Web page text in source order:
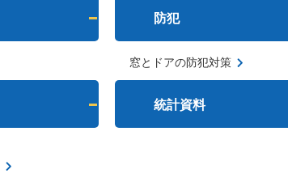
防犯
窓とドアの防犯対策
統計資料